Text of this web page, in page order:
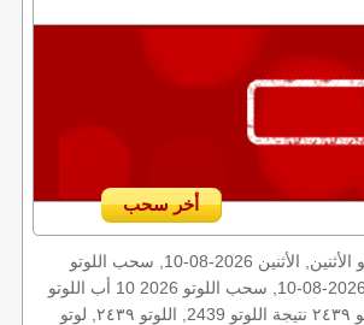
أخر سحب
اليكم نتائج اللوتو الأثنين, الأثنين 2026-08-10, سحب اللوتو
2026-08-10, سحب اللوتو 2026 10 أب اللوتو, loto, lotto, نتيجة
اللوتو, نتيجة اللوتو ٢٤٣٩ نتيجة اللوتو 2439, اللوتو ٢٤٣٩, لوتو